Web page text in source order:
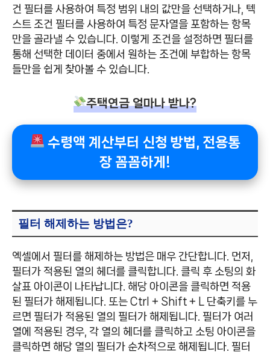
건 필터를 사용하여 특정 범위 내의 값만을 선택하거나, 텍
스트 조건 필터를 사용하여 특정 문자열을 포함하는 항목
만을 골라낼 수 있습니다. 이렇게 조건을 설정하면 필터를
통해 선택한 데이터 중에서 원하는 조건에 부합하는 항목
들만을 쉽게 찾아볼 수 있습니다.
주택연금 얼마나 받나?
수령액 계산부터 신청 방법, 전용통
장 꼼꼼하게!
필터 해제하는 방법은?
엑셀에서 필터를 해제하는 방법은 매우 간단합니다. 먼저,
필터가 적용된 열의 헤더를 클릭합니다. 클릭 후 소팅의 화
살표 아이콘이 나타납니다. 해당 아이콘을 클릭하면 적용
된 필터가 해제됩니다. 또는 Ctrl + Shift + L 단축키를 누
르면 필터가 적용된 열의 필터가 해제됩니다. 필터가 여러
열에 적용된 경우, 각 열의 헤더를 클릭하고 소팅 아이콘을
클릭하면 해당 열의 필터가 순차적으로 해제됩니다. 필터